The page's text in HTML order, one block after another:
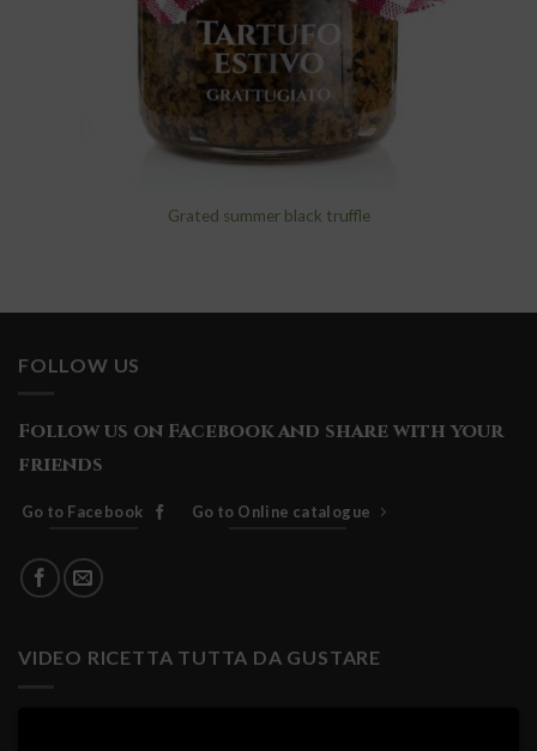
Grated summer black truffle
FOLLOW US
Follow us on Facebook and share with your
friends
Go to Facebook Go to Online catalogue
VIDEO RICETTA TUTTA DA GUSTARE